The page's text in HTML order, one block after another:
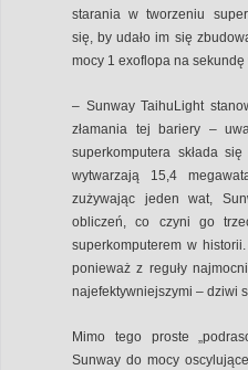
starania w tworzeniu
się, by udało im się
mocy 1 exoflopa na
– Sunway TaihuLight
złamania tej bariery –
superkomputera składa
wytwarzają 15,4
zużywając jeden wat,
obliczeń, co czyni go
superkomputerem w
ponieważ z reguły
najefektywniejszymi – dziwi
Mimo tego proste
Sunway do mocy